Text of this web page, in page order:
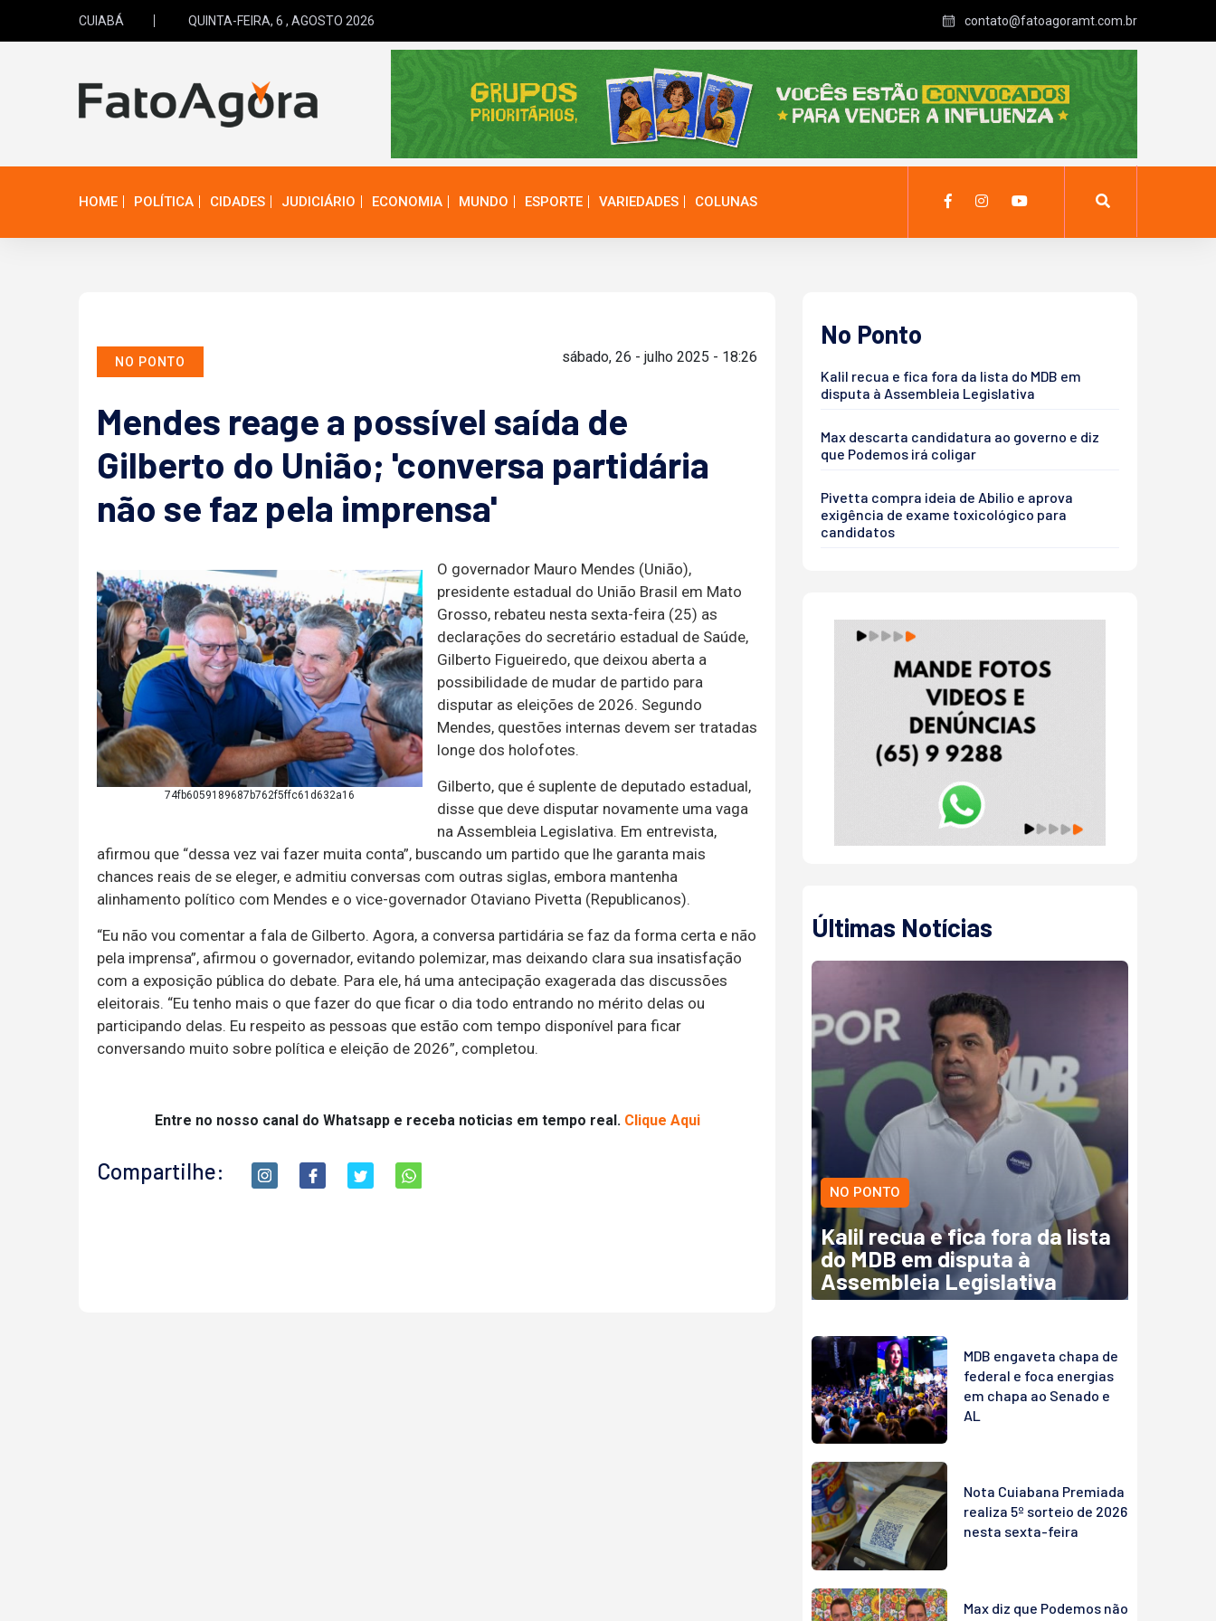
CUIABÁ QUINTA-FEIRA, 6 , AGOSTO 2026 contato@fatoagoramt.com.br
HOME POLÍTICA CIDADES JUDICIÁRIO ECONOMIA MUNDO ESPORTE VARIEDADES COLUNAS
NO PONTO sábado, 26 - julho 2025 - 18:26
Mendes reage a possível saída de
Gilberto do União; 'conversa partidária
não se faz pela imprensa'
74fb6059189687b762f5ffc61d632a16
O governador Mauro Mendes (União),
presidente estadual do União Brasil em Mato
Grosso, rebateu nesta sexta-feira (25) as
declarações do secretário estadual de Saúde,
Gilberto Figueiredo, que deixou aberta a
possibilidade de mudar de partido para
disputar as eleições de 2026. Segundo
Mendes, questões internas devem ser tratadas
longe dos holofotes.
Gilberto, que é suplente de deputado estadual,
disse que deve disputar novamente uma vaga
na Assembleia Legislativa. Em entrevista,
afirmou que “dessa vez vai fazer muita conta”, buscando um partido que lhe garanta mais
chances reais de se eleger, e admitiu conversas com outras siglas, embora mantenha
alinhamento político com Mendes e o vice-governador Otaviano Pivetta (Republicanos).
“Eu não vou comentar a fala de Gilberto. Agora, a conversa partidária se faz da forma certa e não
pela imprensa”, afirmou o governador, evitando polemizar, mas deixando clara sua insatisfação
com a exposição pública do debate. Para ele, há uma antecipação exagerada das discussões
eleitorais. “Eu tenho mais o que fazer do que ficar o dia todo entrando no mérito delas ou
participando delas. Eu respeito as pessoas que estão com tempo disponível para ficar
conversando muito sobre política e eleição de 2026”, completou.
Entre no nosso canal do Whatsapp e receba noticias em tempo real. Clique Aqui
Compartilhe:
No Ponto
Kalil recua e fica fora da lista do MDB em
disputa à Assembleia Legislativa
Max descarta candidatura ao governo e diz
que Podemos irá coligar
Pivetta compra ideia de Abilio e aprova
exigência de exame toxicológico para
candidatos
Últimas Notícias
NO PONTO
Kalil recua e fica fora da lista
do MDB em disputa à
Assembleia Legislativa
MDB engaveta chapa de
federal e foca energias
em chapa ao Senado e
AL
Nota Cuiabana Premiada
realiza 5º sorteio de 2026
nesta sexta-feira
Max diz que Podemos não